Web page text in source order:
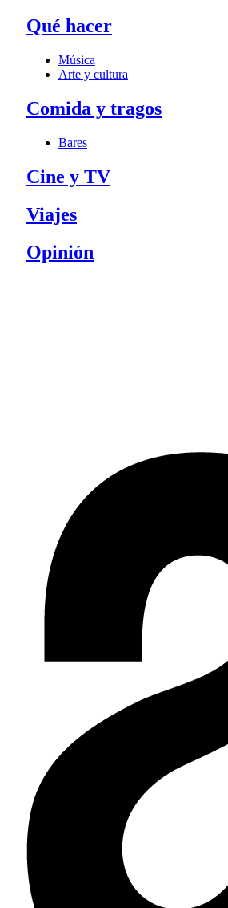
Qué hacer
Música
Arte y cultura
Comida y tragos
Bares
Cine y TV
Viajes
Opinión